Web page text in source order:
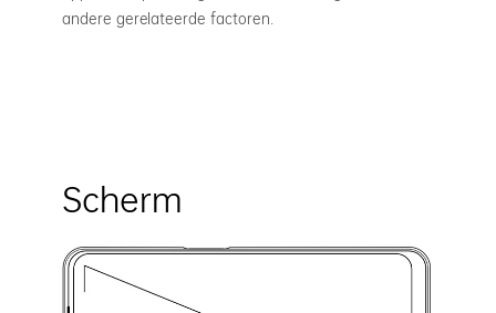
andere gerelateerde factoren.
Scherm